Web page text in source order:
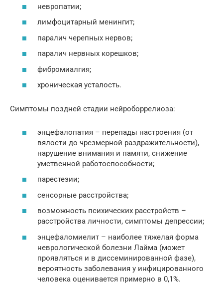
невропатии;
лимфоцитарный менингит;
паралич черепных нервов;
паралич нервных корешков;
фибромиалгия;
хроническая усталость.
Симптомы поздней стадии нейроборрелиоза:
энцефалопатия – перепады настроения (от
вялости до чрезмерной раздражительности),
нарушение внимания и памяти, снижение
умственной работоспособности;
парестезии;
сенсорные расстройства;
возможность психических расстройств –
расстройства личности, симптомы депрессии;
энцефаломиелит – наиболее тяжелая форма
неврологической болезни Лайма (может
проявляться и в диссеминированной фазе),
вероятность заболевания у инфицированного
человека оценивается примерно в 0,1%.